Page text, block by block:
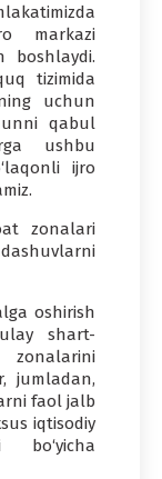
markazi
boshlaydi.
tizimida
uchun
qabul
ushbu
ijro
zonalari
oshirish
shart-
jumladan,
faol jalb
iqtisodiy